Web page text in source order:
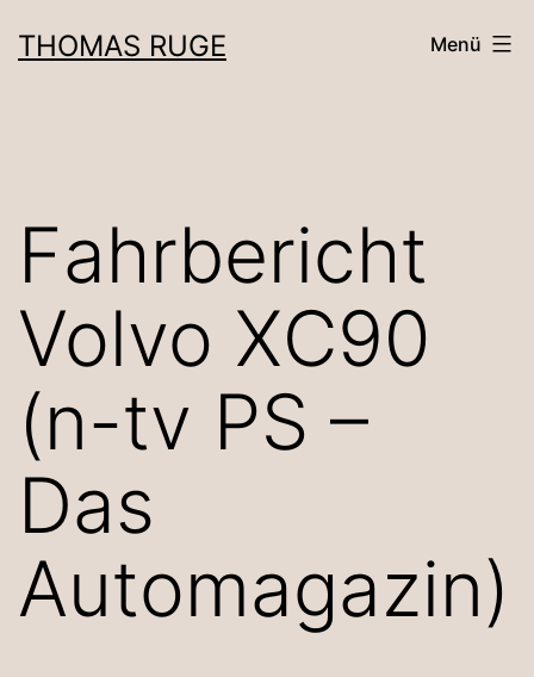
Inhalt
THOMAS RUGE Menü
Fahrbericht
Volvo XC90
(n-tv PS –
Das
Automagazin)